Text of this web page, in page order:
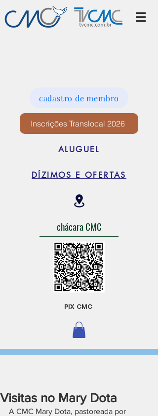
cadastro de membro
Inscrições Translocal 2026
ALUGUEL
DÍZIMOS E OFERTAS
chácara CMC
PIX CMC
Visitas no Mary Dota
A CMC Mary Dota, pastoreada por